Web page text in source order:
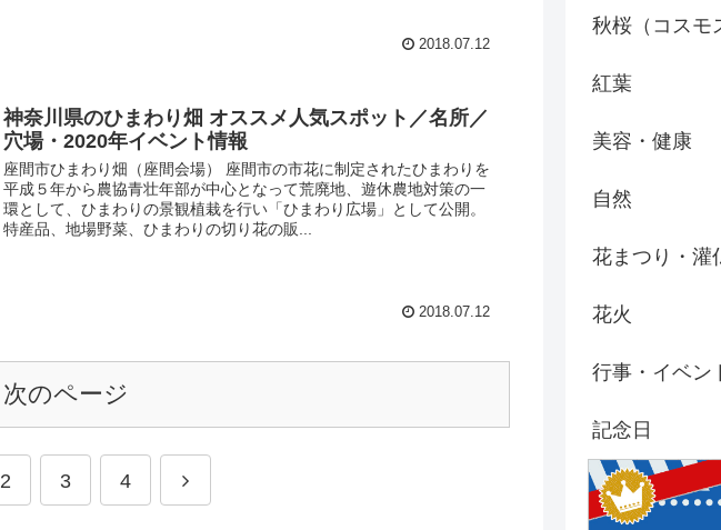
2018.07.12
神奈川県のひまわり畑 オススメ人気スポット／名所／
穴場・2020年イベント情報
座間市ひまわり畑（座間会場） 座間市の市花に制定されたひまわりを
平成５年から農協青壮年部が中心となって荒廃地、遊休農地対策の一
環として、ひまわりの景観植栽を行い「ひまわり広場」として公開。
特産品、地場野菜、ひまわりの切り花の販...
2018.07.12
次のページ
2 3 4
秋桜（コスモ
紅葉
美容・健康
自然
花まつり・灌
花火
行事・イベン
記念日